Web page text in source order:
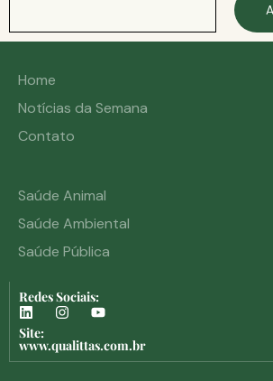
Home
Notícias da Semana
Contato
Saúde Animal
Saúde Ambiental
Saúde Pública
Redes Sociais:
Site:
www.qualittas.com.br